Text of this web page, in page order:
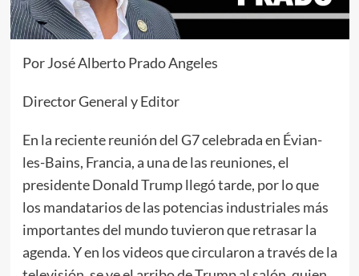
Por José Alberto Prado Angeles
Director General y Editor
En la reciente reunión del G7 celebrada en Évian-
les-Bains, Francia, a una de las reuniones, el
presidente Donald Trump llegó tarde, por lo que
los mandatarios de las potencias industriales más
importantes del mundo tuvieron que retrasar la
agenda. Y en los videos que circularon a través de la